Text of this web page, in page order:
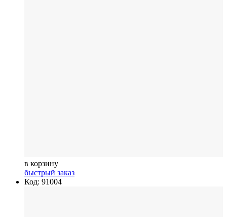
в корзину
быстрый заказ
Код: 91004